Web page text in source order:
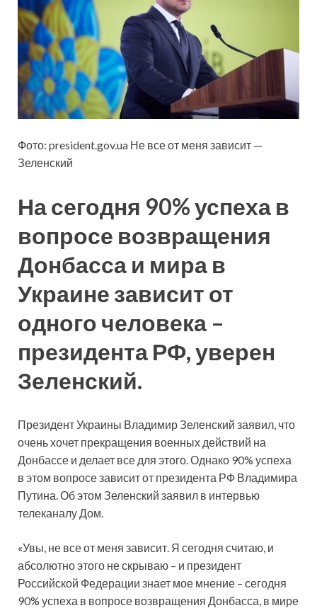
Фото: president.gov.ua Не все от меня зависит —
Зеленский
На сегодня 90% успеха в
вопросе возвращения
Донбасса и мира в
Украине зависит от
одного человека –
президента РФ, уверен
Зеленский.
Президент Украины Владимир Зеленский заявил, что
очень хочет прекращения военных действий на
Донбассе и делает все для этого. Однако 90% успеха
в этом вопросе зависит от президента РФ Владимира
Путина. Об этом Зеленский заявил в интервью
телеканалу Дом.
«Увы, не все от меня зависит. Я сегодня считаю, и
абсолютно этого не скрываю – и президент
Российской Федерации знает мое мнение – сегодня
90% успеха в вопросе возвращения Донбасса, в мире